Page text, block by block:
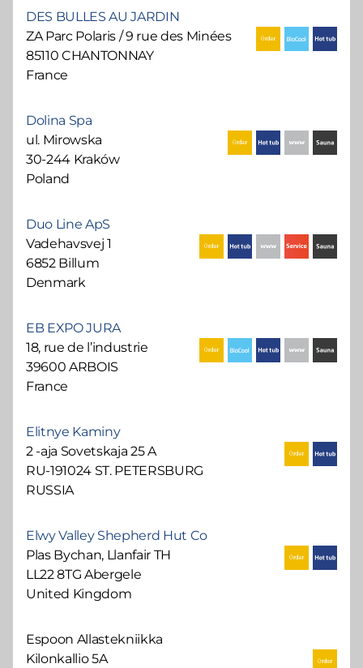
DES BULLES AU JARDIN
ZA Parc Polaris / 9 rue des Minées
85110 CHANTONNAY
France
Dolina Spa
ul. Mirowska
30-244 Kraków
Poland
Duo Line ApS
Vadehavsvej 1
6852 Billum
Denmark
EB EXPO JURA
18, rue de l’industrie
39600 ARBOIS
France
Elitnye Kaminy
2 -aja Sovetskaja 25 A
RU-191024 ST. PETERSBURG
RUSSIA
Elwy Valley Shepherd Hut Co
Plas Bychan, Llanfair TH
LL22 8TG Abergele
United Kingdom
Espoon Allastekniikka
Kilonkallio 5A